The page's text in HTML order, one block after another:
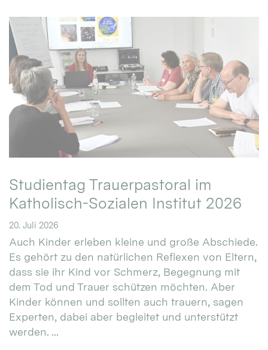
Studientag Trauerpastoral im
Katholisch-Sozialen Institut 2026
20. Juli 2026
Auch Kinder erleben kleine und große Abschiede.
Es gehört zu den natürlichen Reflexen von Eltern,
dass sie ihr Kind vor Schmerz, Begegnung mit
dem Tod und Trauer schützen möchten. Aber
Kinder können und sollten auch trauern, sagen
Experten, dabei aber begleitet und unterstützt
werden. ...